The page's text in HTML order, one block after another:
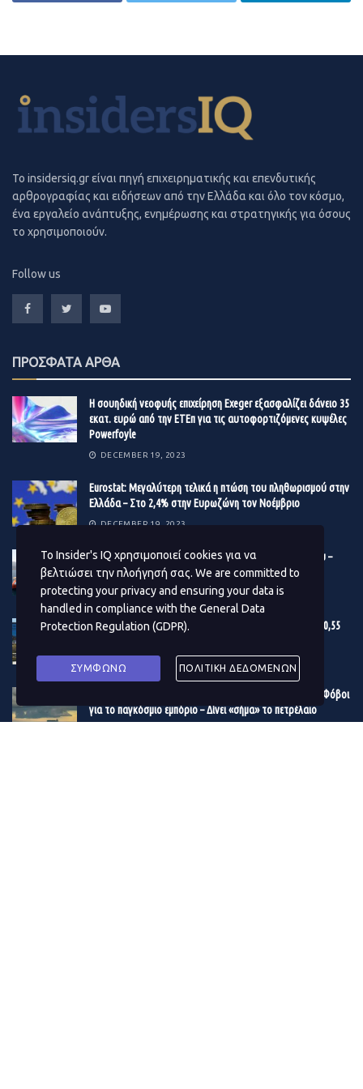
εάν αυτό συμβεί χωρίς ορατή επιδείνωση στην
Τα κέρδη ανά μετοχή των ευρωπαϊκών επιχειρήσεων
προβλέπονται στάσιμα το 2024, με βάση το σενάριο ότι
σε φάση συρρίκνωσης, τότε τα εταιρικά κέρδη θα
εμφανίσουν μείωση, τονίζεται.
Η JP Morgan πιστεύει ότι οι αποτιμήσεις των μετοχών
πιο τραβηγμένες, όμως τονίζει ότι οι αποτιμήσεις θα
είναι «όμηρος» των επιδόσεων των εταιρικών κερδών,
αφού τα P/E εμφανίζουν μεγάλη συσχέτιση με το
To insidersiq.gr είναι πηγή επιχειρηματικής και επενδυτικής
αρθρογραφίας και ειδήσεων από την Ελλάδα και όλο τον κόσμο,
ένα εργαλείο ανάπτυξης, ενημέρωσης και στρατηγικής για όσους
το χρησιμοποιούν.
Follow us
ΠΡΟΣΦΑΤΑ ΑΡΘΑ
Η σουηδική νεοφυής επιχείρηση Exeger εξασφαλίζει δάνειο 35
εκατ. ευρώ από την ΕΤΕπ για τις αυτοφορτιζόμενες κυψέλες
Powerfoyle
DECEMBER 19, 2023
Eurostat: Μεγαλύτερη τελικά η πτώση του πληθωρισμού στην
Ελλάδα – Στο 2,4% στην Ευρωζώνη τον Νοέμβριο
DECEMBER 19, 2023
Βonus 10 εκατ. ευρώ στους μετόχους της Γέφυρας Ρίου –
Αντιρρίου
DECEMBER 19, 2023
Εγκρίθηκε ο προϋπολογισμός του Δ. Αθηναίων – Στα 180,55
Η κρίση στην Ερυθρά Θάλασσα μουδιάζει τις αγορές – Φόβοι
για το παγκόσμιο εμπόριο – Δίνει «σήμα» το πετρέλαιο
Το Insider's IQ χρησιμοποιεί cookies για να
βελτιώσει την πλοήγησή σας. We are committed to
protecting your privacy and ensuring your data is
handled in compliance with the General Data
Protection Regulation (GDPR).
ΣΥΜΦΩΝΩ ΠΟΛΙΤΙΚΗ ΔΕΔΟΜΕΝΩΝ